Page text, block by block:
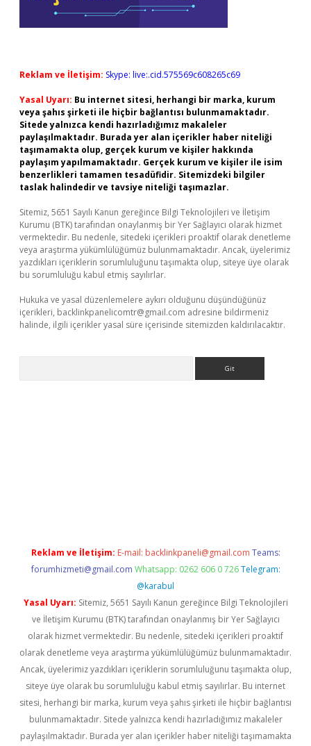
Reklam ve İletişim: Skype: live:.cid.575569c608265c69
Yasal Uyarı: Bu internet sitesi, herhangi bir marka, kurum
veya şahıs şirketi ile hiçbir bağlantısı bulunmamaktadır.
Sitede yalnızca kendi hazırladığımız makaleler
paylaşılmaktadır. Burada yer alan içerikler haber niteliği
taşımamakta olup, gerçek kurum ve kişiler hakkında
paylaşım yapılmamaktadır. Gerçek kurum ve kişiler ile isim
benzerlikleri tamamen tesadüfidir. Sitemizdeki bilgiler
taslak halindedir ve tavsiye niteliği taşımazlar.
Sitemiz, 5651 Sayılı Kanun gereğince Bilgi Teknolojileri ve İletişim
Kurumu (BTK) tarafından onaylanmış bir Yer Sağlayıcı olarak hizmet
vermektedir. Bu nedenle, sitedeki içerikleri proaktif olarak denetleme
veya araştırma yükümlülüğümüz bulunmamaktadır. Ancak, üyelerimiz
yazdıkları içeriklerin sorumluluğunu taşımakta olup, siteye üye olarak
bu sorumluluğu kabul etmiş sayılırlar.
Hukuka ve yasal düzenlemelere aykırı olduğunu düşündüğünüz
içerikleri, backlinkpanelicomtr@gmail.com adresine bildirmeniz
halinde, ilgili içerikler yasal süre içerisinde sitemizden kaldırılacaktır.
Reklam ve İletişim: E-mail: backlinkpaneli@gmail.com Teams:
forumhizmeti@gmail.com Whatsapp: 0262 606 0 726 Telegram:
@karabul
Yasal Uyarı: Sitemiz, 5651 Sayılı Kanun gereğince Bilgi Teknolojileri
ve İletişim Kurumu (BTK) tarafından onaylanmış bir Yer Sağlayıcı
olarak hizmet vermektedir. Bu nedenle, sitedeki içerikleri proaktif
olarak denetleme veya araştırma yükümlülüğümüz bulunmamaktadır.
Ancak, üyelerimiz yazdıkları içeriklerin sorumluluğunu taşımakta olup,
siteye üye olarak bu sorumluluğu kabul etmiş sayılırlar. Bu internet
sitesi, herhangi bir marka, kurum veya şahıs şirketi ile hiçbir bağlantısı
bulunmamaktadır. Sitede yalnızca kendi hazırladığımız makaleler
paylaşılmaktadır. Burada yer alan içerikler haber niteliği taşımamakta